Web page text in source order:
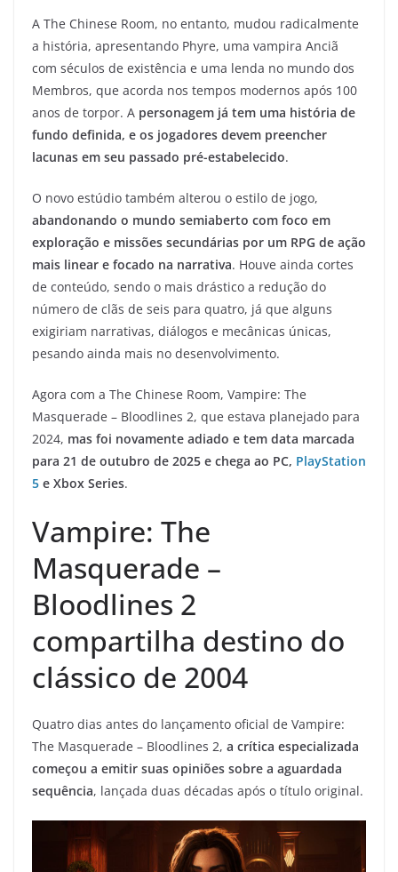
A The Chinese Room, no entanto, mudou radicalmente
a história, apresentando Phyre, uma vampira Anciã
com séculos de existência e uma lenda no mundo dos
Membros, que acorda nos tempos modernos após 100
anos de torpor. A personagem já tem uma história de
fundo definida, e os jogadores devem preencher
lacunas em seu passado pré-estabelecido.
O novo estúdio também alterou o estilo de jogo,
abandonando o mundo semiaberto com foco em
exploração e missões secundárias por um RPG de ação
mais linear e focado na narrativa. Houve ainda cortes
de conteúdo, sendo o mais drástico a redução do
número de clãs de seis para quatro, já que alguns
exigiriam narrativas, diálogos e mecânicas únicas,
pesando ainda mais no desenvolvimento.
Agora com a The Chinese Room, Vampire: The
Masquerade – Bloodlines 2, que estava planejado para
2024, mas foi novamente adiado e tem data marcada
para 21 de outubro de 2025 e chega ao PC, PlayStation
5 e Xbox Series.
Vampire: The
Masquerade –
Bloodlines 2
compartilha destino do
clássico de 2004
Quatro dias antes do lançamento oficial de Vampire:
The Masquerade – Bloodlines 2, a crítica especializada
começou a emitir suas opiniões sobre a aguardada
sequência, lançada duas décadas após o título original.